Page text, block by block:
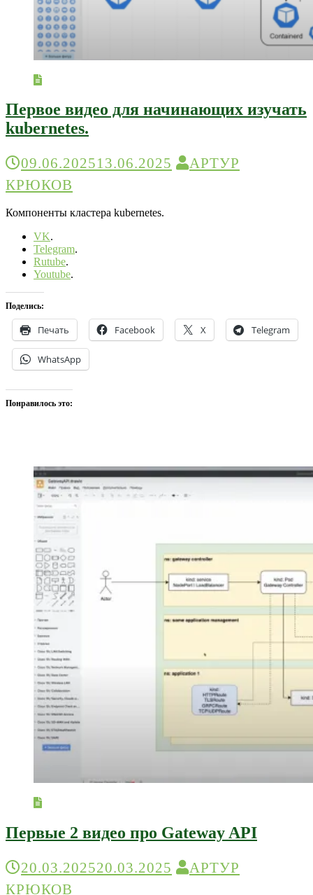
Первое видео для начинающих изучать
kubernetes.
09.06.202513.06.2025
АРТУР
КРЮКОВ
Компоненты кластера kubernetes.
VK.
Telegram.
Rutube.
Youtube.
Поделись:
Печать Facebook X Telegram
WhatsApp
Понравилось это:
Первые 2 видео про Gateway API
20.03.202520.03.2025
АРТУР
КРЮКОВ